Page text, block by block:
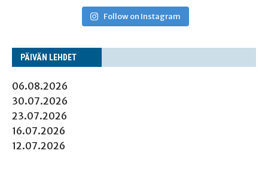
Follow on Instagram
PÄI­VÄN LEHDET
06.08.2026
30.07.2026
23.07.2026
16.07.2026
12.07.2026